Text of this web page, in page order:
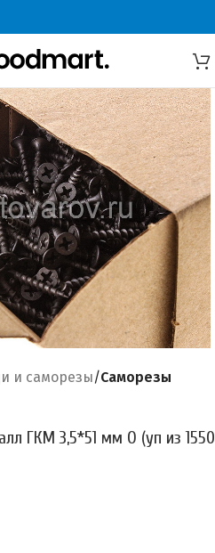
и саморезы Саморезы
ГКМ 3,5*51 мм О (уп из 1550